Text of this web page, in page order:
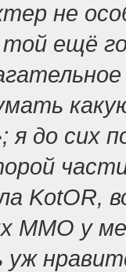
не
ещё
я до сих
KotOR,
MMO у
уж